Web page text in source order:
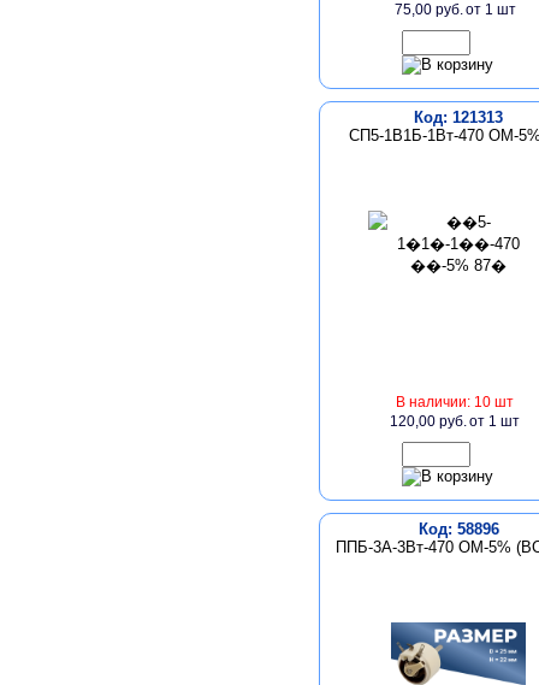
75,00 руб.от 1 шт
Код: 121313
СП5-1В1Б-1Вт-470 ОМ-
В наличии: 10 шт
120,00 руб.от 1 шт
Код: 58896
ППБ-3А-3Вт-470 ОМ-5%